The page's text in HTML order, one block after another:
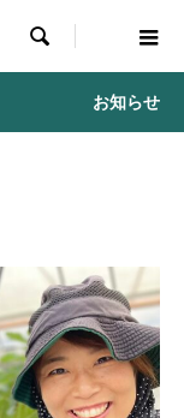

お知らせ